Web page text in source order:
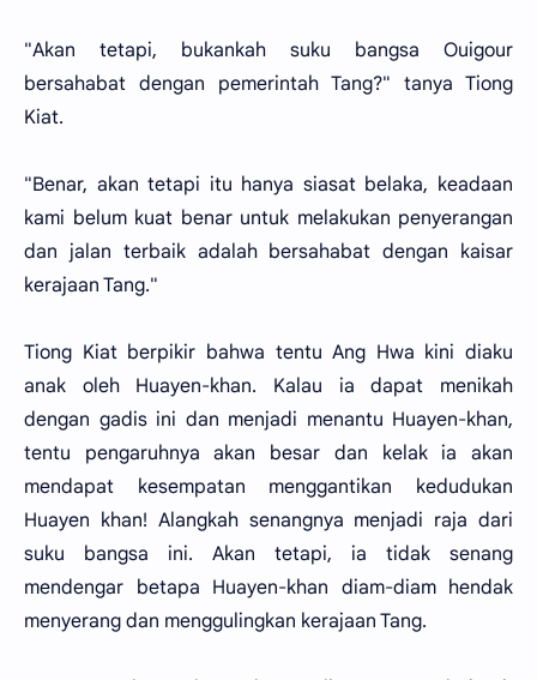
"Akan tetapi, bukankah suku bangsa Ouigour
bersahabat dengan pemerintah Tang?" tanya Tiong
Kiat.
"Benar, akan tetapi itu hanya siasat belaka, keadaan
kami belum kuat benar untuk melakukan penyerangan
dan jalan terbaik adalah bersahabat dengan kaisar
kerajaan Tang."
Tiong Kiat berpikir bahwa tentu Ang Hwa kini diaku
anak oleh Huayen-khan. Kalau ia dapat menikah
dengan gadis ini dan menjadi menantu Huayen-khan,
tentu pengaruhnya akan besar dan kelak ia akan
mendapat kesempatan menggantikan kedudukan
Huayen khan! Alangkah senangnya menjadi raja dari
suku bangsa ini. Akan tetapi, ia tidak senang
mendengar betapa Huayen-khan diam-diam hendak
menyerang dan menggulingkan kerajaan Tang.